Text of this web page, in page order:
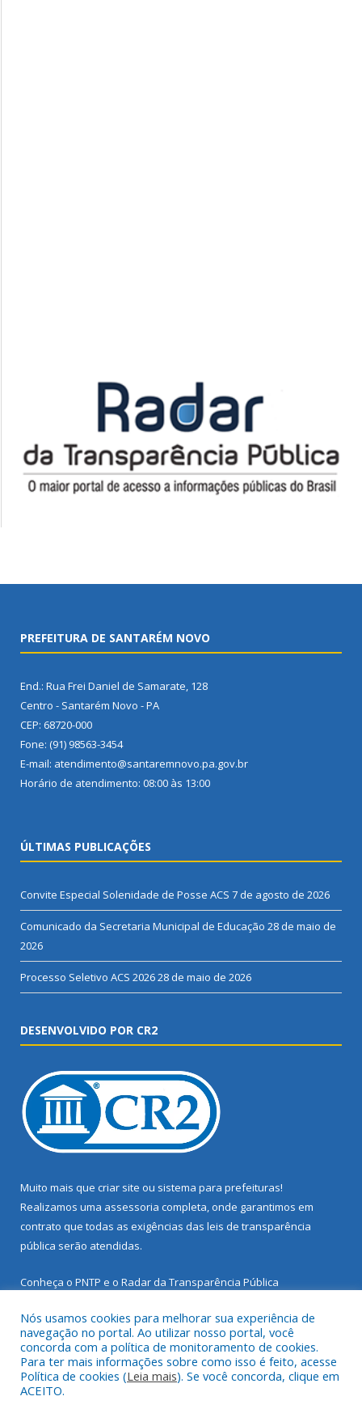
PREFEITURA DE SANTARÉM NOVO
End.: Rua Frei Daniel de Samarate, 128
Centro - Santarém Novo - PA
CEP: 68720-000
Fone: (91) 98563-3454
E-mail: atendimento@santaremnovo.pa.gov.br
Horário de atendimento: 08:00 às 13:00
ÚLTIMAS PUBLICAÇÕES
Convite Especial Solenidade de Posse ACS 7 de agosto de 2026
Comunicado da Secretaria Municipal de Educação 28 de maio de
2026
Processo Seletivo ACS 202628 de maio de 2026
DESENVOLVIDO POR CR2
Muito mais que criar site ou sistema para prefeituras!
Realizamos uma assessoria completa, onde garantimos em
contrato que todas as exigências das leis de transparência
pública serão atendidas.
Conheça o PNTP e o Radar da Transparência Pública
Todos os direitos reservados a Prefeitura Municipal de Santarém
Novo.
Nós usamos cookies para melhorar sua experiência de
navegação no portal. Ao utilizar nosso portal, você
concorda com a política de monitoramento de cookies.
Para ter mais informações sobre como isso é feito, acesse
Política de cookies (Leia mais). Se você concorda, clique em
ACEITO.